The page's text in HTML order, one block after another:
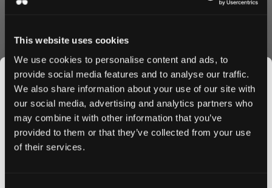
This website uses cookies
We use cookies to personalise content and ads, to
provide social media features and to analyse our traffic.
We also share information about your use of our site with
our social media, advertising and analytics partners who
may combine it with other information that you’ve
provided to them or that they’ve collected from your use
of their services.
GOAT
JOIN THE
SNUSDADDY CLUB